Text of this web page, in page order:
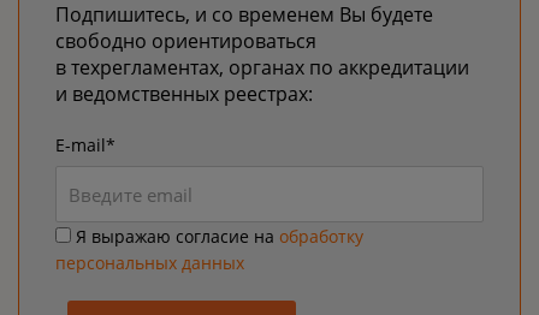
Подпишитесь, и со временем Вы будете
свободно ориентироваться
в техрегламентах, органах по аккредитации
и ведомственных реестрах:
E-mail*
Я выражаю согласие на обработку
персональных данных